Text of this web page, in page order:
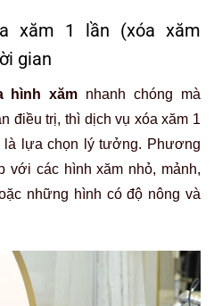
xăm 1 lần (xóa xăm
gian
hình xăm nhanh chóng mà
điều trị, thì dịch vụ xóa xăm 1
là lựa chọn lý tưởng. Phương
với các hình xăm nhỏ, mảnh,
những hình có độ nông và